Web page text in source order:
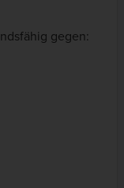
gegen: